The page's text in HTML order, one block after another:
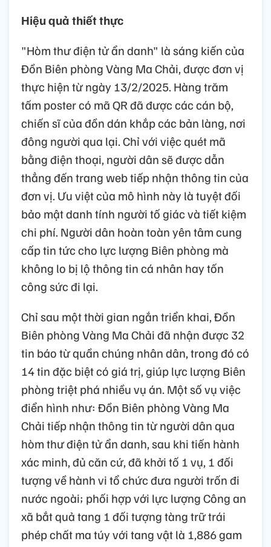
Hiệu quả thiết thực
"Hòm thư điện tử ẩn danh" là sáng kiến của
Đồn Biên phòng Vàng Ma Chải, được đơn vị
thực hiện từ ngày 13/2/2025. Hàng trăm
tấm poster có mã QR đã được các cán bộ,
chiến sĩ của đồn dán khắp các bản làng, nơi
đông người qua lại. Chỉ với việc quét mã
bằng điện thoại, người dân sẽ được dẫn
thẳng đến trang web tiếp nhận thông tin của
đơn vị. Ưu việt của mô hình này là tuyệt đối
bảo mật danh tính người tố giác và tiết kiệm
chi phí. Người dân hoàn toàn yên tâm cung
cấp tin tức cho lực lượng Biên phòng mà
không lo bị lộ thông tin cá nhân hay tốn
công sức đi lại.
Chỉ sau một thời gian ngắn triển khai, Đồn
Biên phòng Vàng Ma Chải đã nhận được 32
tin báo từ quần chúng nhân dân, trong đó có
14 tin đặc biệt có giá trị, giúp lực lượng Biên
phòng triệt phá nhiều vụ án. Một số vụ việc
điển hình như: Đồn Biên phòng Vàng Ma
Chải tiếp nhận thông tin từ người dân qua
hòm thư điện tử ẩn danh, sau khi tiến hành
xác minh, đủ căn cứ, đã khởi tố 1 vụ, 1 đối
tượng về hành vi tổ chức đưa người trốn đi
nước ngoài; phối hợp với lực lượng Công an
xã bắt quả tang 1 đối tượng tàng trữ trái
phép chất ma túy với tang vật là 1,886 gam